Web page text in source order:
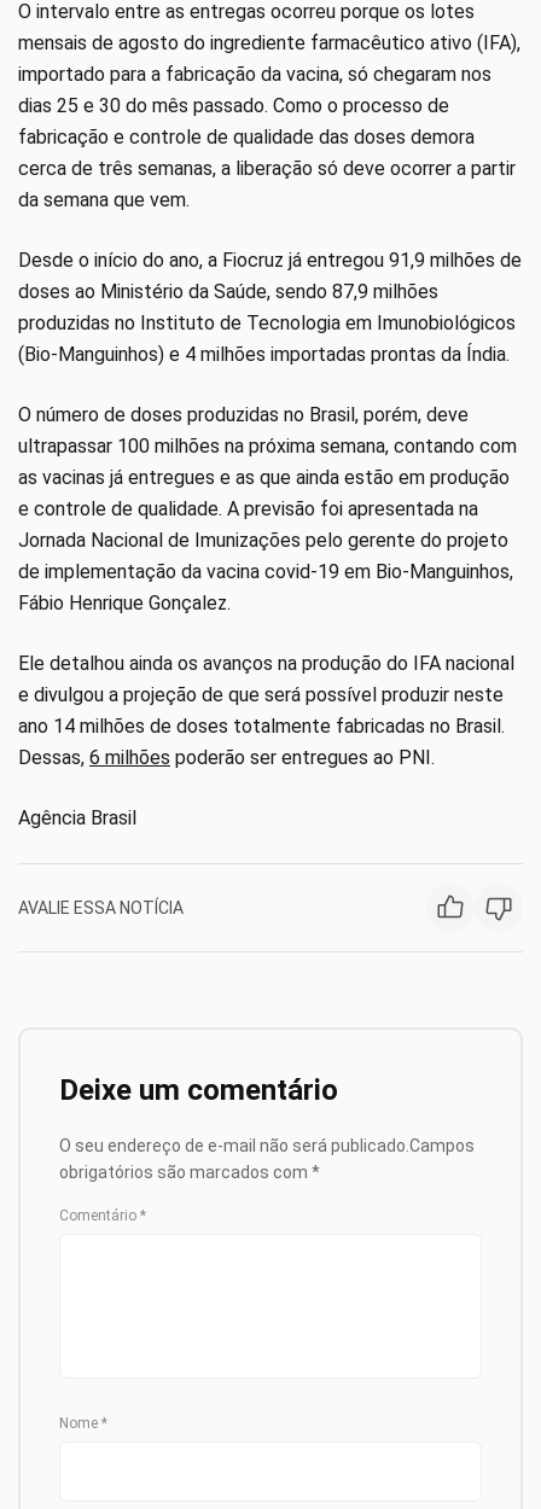
O intervalo entre as entregas ocorreu porque os lotes
mensais de agosto do ingrediente farmacêutico ativo (IFA),
importado para a fabricação da vacina, só chegaram nos
dias 25 e 30 do mês passado. Como o processo de
fabricação e controle de qualidade das doses demora
cerca de três semanas, a liberação só deve ocorrer a partir
da semana que vem.
Desde o início do ano, a Fiocruz já entregou 91,9 milhões de
doses ao Ministério da Saúde, sendo 87,9 milhões
produzidas no Instituto de Tecnologia em Imunobiológicos
(Bio-Manguinhos) e 4 milhões importadas prontas da Índia.
O número de doses produzidas no Brasil, porém, deve
ultrapassar 100 milhões na próxima semana, contando com
as vacinas já entregues e as que ainda estão em produção
e controle de qualidade. A previsão foi apresentada na
Jornada Nacional de Imunizações pelo gerente do projeto
de implementação da vacina covid-19 em Bio-Manguinhos,
Fábio Henrique Gonçalez.
Ele detalhou ainda os avanços na produção do IFA nacional
e divulgou a projeção de que será possível produzir neste
ano 14 milhões de doses totalmente fabricadas no Brasil.
Dessas, 6 milhões poderão ser entregues ao PNI.
Agência Brasil
AVALIE ESSA NOTÍCIA
Deixe um comentário
O seu endereço de e-mail não será publicado. Campos
obrigatórios são marcados com *
Comentário *
Nome *